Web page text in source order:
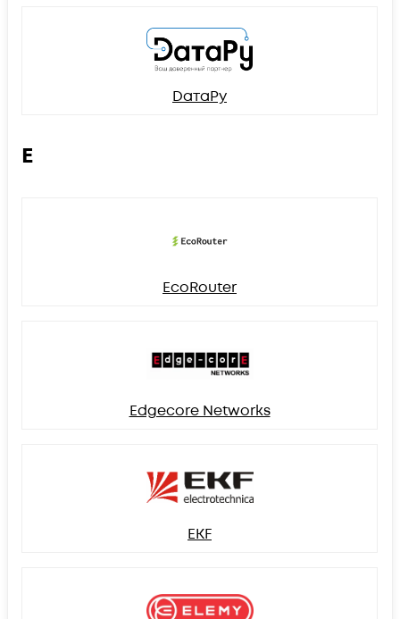
DатаРу
E
EcoRouter
Edgecore Networks
EKF